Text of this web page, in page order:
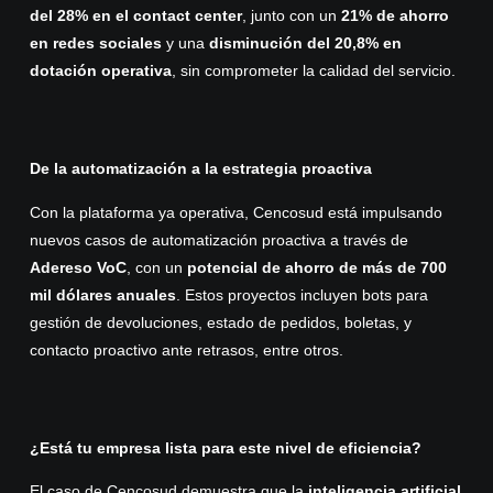
del 28% en el contact center, junto con un 21% de ahorro
en redes socialesy una disminución del 20,8% en
dotación operativa, sin comprometer la calidad del servicio.
De la automatización a la estrategia proactiva
Con la plataforma ya operativa, Cencosud está impulsando
nuevos casos de automatización proactiva a través de
Adereso VoC, con un potencial de ahorro de más de 700
mil dólares anuales. Estos proyectos incluyen bots para
gestión de devoluciones, estado de pedidos, boletas, y
contacto proactivo ante retrasos, entre otros.
¿Está tu empresa lista para este nivel de eficiencia?